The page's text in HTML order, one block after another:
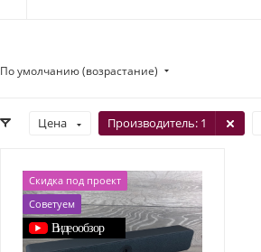
По умолчанию (возрастание)
Цена Производитель: 1
Скидка под проект
Советуем